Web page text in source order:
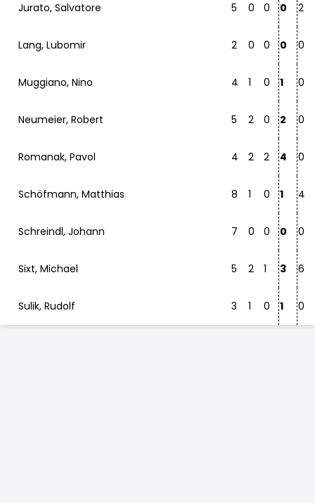
Jurato, Salvatore 5 0 0 0 2
Lang, Lubomir 2 0 0 0 0
Muggiano, Nino 4 1 0 1 0
Neumeier, Robert 5 2 0 2 0
Romanak, Pavol 4 2 2 4 0
Schöfmann, Matthias 8 1 0 1 4
Schreindl, Johann 7 0 0 0 0
Sixt, Michael 5 2 1 3 6
Sulik, Rudolf 3 1 0 1 0